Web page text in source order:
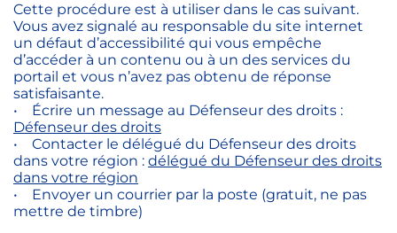
Cette procédure est à utiliser dans le cas suivant.
Vous avez signalé au responsable du site internet
un défaut d’accessibilité qui vous empêche
d’accéder à un contenu ou à un des services du
portail et vous n’avez pas obtenu de réponse
satisfaisante.
• Écrire un message au Défenseur des droits :
Défenseur des droits
• Contacter le délégué du Défenseur des droits
dans votre région : délégué du Défenseur des droits
dans votre région
• Envoyer un courrier par la poste (gratuit, ne pas
mettre de timbre)